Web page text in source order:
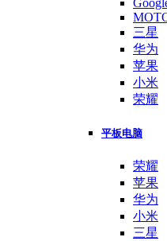
三星
华为
苹果
小米
荣耀
平板电脑
荣耀
苹果
华为
小米
三星